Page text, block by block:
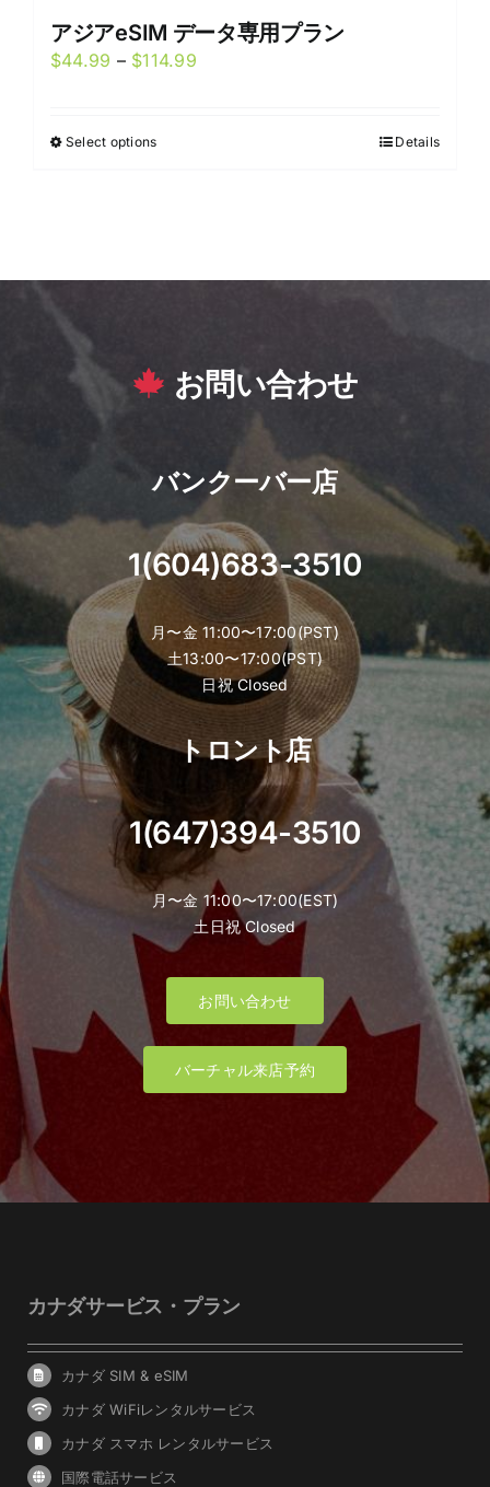
アジアeSIM データ専用プラン
$44.99 – $114.99Price
Select optionsThis
be
the
product
page
Details
お問い合わせ
バンクーバー店
1(604)683-3510
月〜金 11:00〜17:00(PST)
土13:00〜17:00(PST)
日祝 Closed
トロント店
1(647)394-3510
月〜金 11:00〜17:00(EST)
土日祝 Closed
お問い合わせ
バーチャル来店予約
カナダサービス・プラン
カナダ SIM & eSIM
カナダ WiFiレンタルサービス
カナダ スマホ レンタルサービス
国際電話サービス